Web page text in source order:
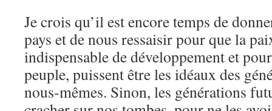
Je crois qu’il est encore temps de
pays et de nous ressaisir pour que la
indispensable de développement et
peuple, puissent être les idéaux des
nous-mêmes. Sinon, les générations